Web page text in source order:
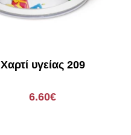
Χαρτί υγείας 209
6.60€